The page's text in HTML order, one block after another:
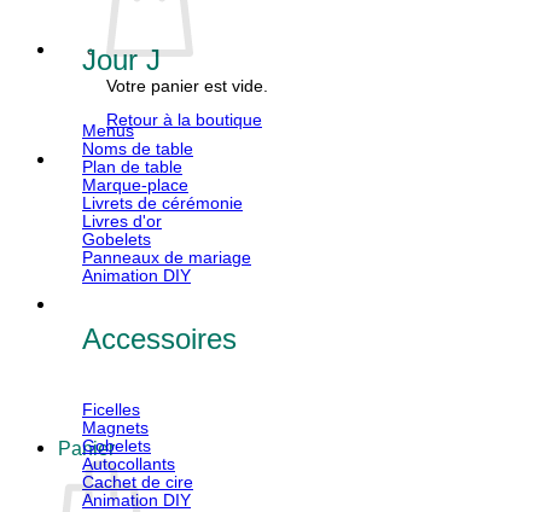
Votre panier est vide.
Retour à la boutique
Panier
Jour J
Menus
Noms de table
Plan de table
Marque-place
Livrets de cérémonie
Livres d'or
Gobelets
Panneaux de mariage
Animation DIY
Accessoires
Ficelles
Magnets
Gobelets
Autocollants
Cachet de cire
Animation DIY